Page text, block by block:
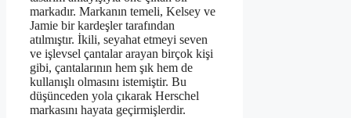
markadır. Markanın temeli, Kelsey ve
Jamie bir kardeşler tarafından
atılmıştır. İkili, seyahat etmeyi seven
ve işlevsel çantalar arayan birçok kişi
gibi, çantalarının hem şık hem de
kullanışlı olmasını istemiştir. Bu
düşünceden yola çıkarak Herschel
markasını hayata geçirmişlerdir.